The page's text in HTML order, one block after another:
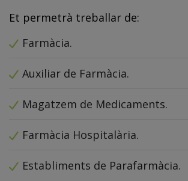
Et permetrà treballar de:
Farmàcia.
Auxiliar de Farmàcia.
Magatzem de Medicaments.
Farmàcia Hospitalària.
Establiments de Parafarmàcia.